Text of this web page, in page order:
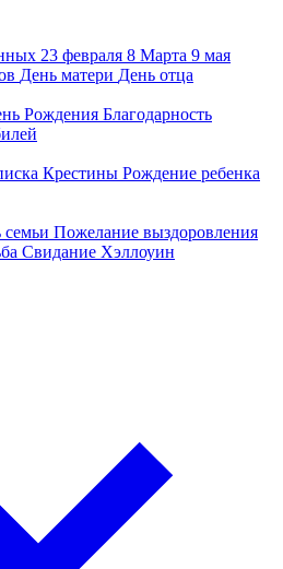
23 февраля 8 Марта 9 мая
День матери День отца
Рождения Благодарность
Крестины Рождение ребенка
семьи Пожелание выздоровления
Свидание Хэллоуин